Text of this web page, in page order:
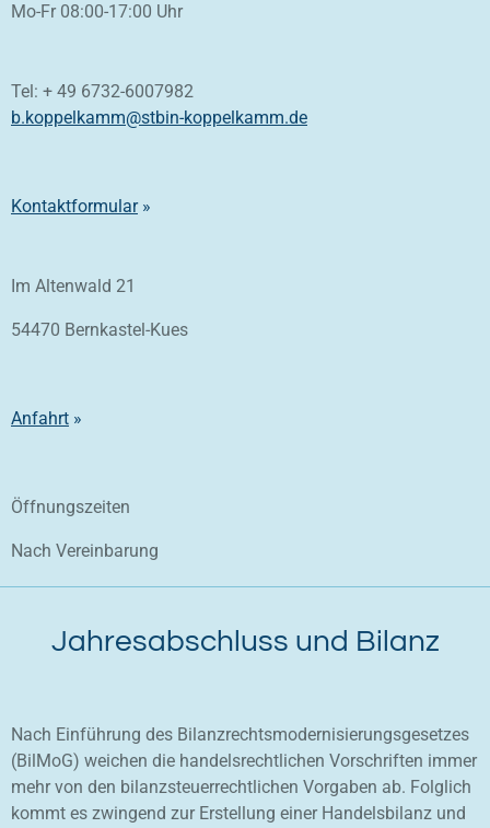
Mo-Fr 08:00-17:00 Uhr
Tel: + 49 6732-6007982
b.koppelkamm@stbin-koppelkamm.de
Kontaktformular»
Im Altenwald 21
54470 Bernkastel-Kues
Anfahrt »
Öffnungszeiten
Nach Vereinbarung
Jahresabschluss und Bilanz
Nach Einführung des Bilanzrechts­moder­nisie­rungsgesetzes
(BilMoG) weichen die handels­recht­lichen Vorschriften immer
mehr von den bilanzsteuerrechtlichen Vorgaben ab. Folglich
kommt es zwingend zur Erstellung einer Handelsbilanz und